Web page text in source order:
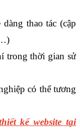
thao tác (cập
trong thời gian sử
có thể tương
kế website tại